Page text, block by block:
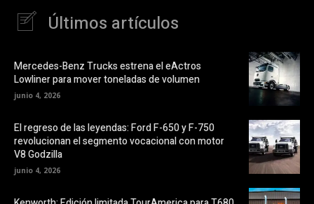
Últimos artículos
Mercedes-Benz Trucks estrena el eActros
Lowliner para mover toneladas de volumen
junio 4, 2026
El regreso de las leyendas: Ford F-650 y F-750
revolucionan el segmento vocacional con motor
V8 Godzilla
junio 4, 2026